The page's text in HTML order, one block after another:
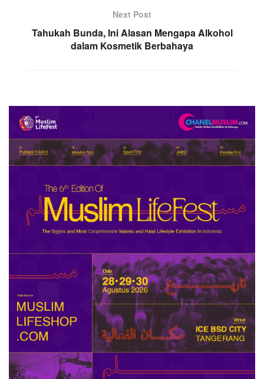
Next Post
Tahukah Bunda, Ini Alasan Mengapa Alkohol
dalam Kosmetik Berbahaya